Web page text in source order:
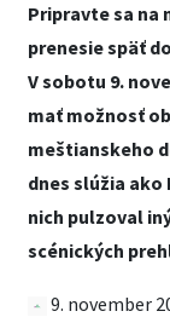
Pripravte sa na
prenesie späť
V sobotu 9.
mať možnosť
meštianskeho
dnes slúžia ako
nich pulzoval
scénických
9. november